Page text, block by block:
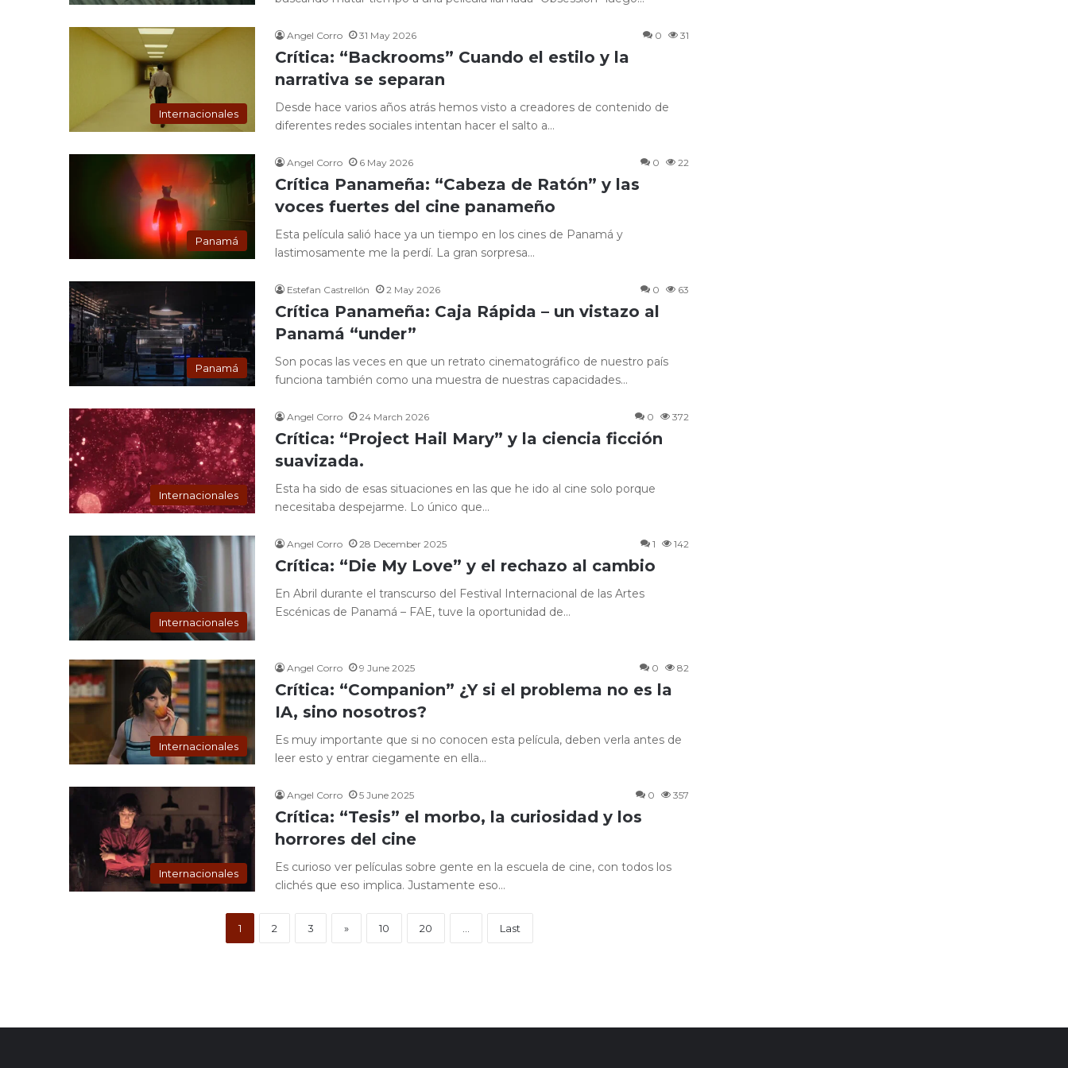
Internacionales
Angel Corro 31 May 2026 0 31
Crítica: “Backrooms” Cuando el estilo y la
narrativa se separan
Desde hace varios años atrás hemos visto a creadores de contenido de
diferentes redes sociales intentan hacer el salto a…
Panamá
Angel Corro 6 May 2026 0 22
Crítica Panameña: “Cabeza de Ratón” y las
voces fuertes del cine panameño
Esta película salió hace ya un tiempo en los cines de Panamá y
lastimosamente me la perdí. La gran sorpresa…
Panamá
Estefan Castrellón 2 May 2026 0 63
Crítica Panameña: Caja Rápida – un vistazo al
Panamá “under”
Son pocas las veces en que un retrato cinematográfico de nuestro país
funciona también como una muestra de nuestras capacidades…
Internacionales
Angel Corro 24 March 2026 0 372
Crítica: “Project Hail Mary” y la ciencia ficción
suavizada.
Esta ha sido de esas situaciones en las que he ido al cine solo porque
necesitaba despejarme. Lo único que…
Internacionales
Angel Corro 28 December 2025 1 142
Crítica: “Die My Love” y el rechazo al cambio
En Abril durante el transcurso del Festival Internacional de las Artes
Escénicas de Panamá – FAE, tuve la oportunidad de…
Internacionales
Angel Corro 9 June 2025 0 82
Crítica: “Companion” ¿Y si el problema no es la
IA, sino nosotros?
Es muy importante que si no conocen esta película, deben verla antes de
leer esto y entrar ciegamente en ella…
Internacionales
Angel Corro 5 June 2025 0 357
Crítica: “Tesis” el morbo, la curiosidad y los
horrores del cine
Es curioso ver películas sobre gente en la escuela de cine, con todos los
clichés que eso implica. Justamente eso…
1 2 3 » 10 20 Last